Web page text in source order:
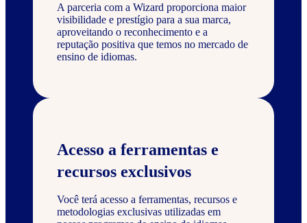
A parceria com a Wizard proporciona maior
visibilidade e prestígio para a sua marca,
aproveitando o reconhecimento e a
reputação positiva que temos no mercado de
ensino de idiomas.
Acesso a ferramentas e
recursos exclusivos
Você terá acesso a ferramentas, recursos e
metodologias exclusivas utilizadas em